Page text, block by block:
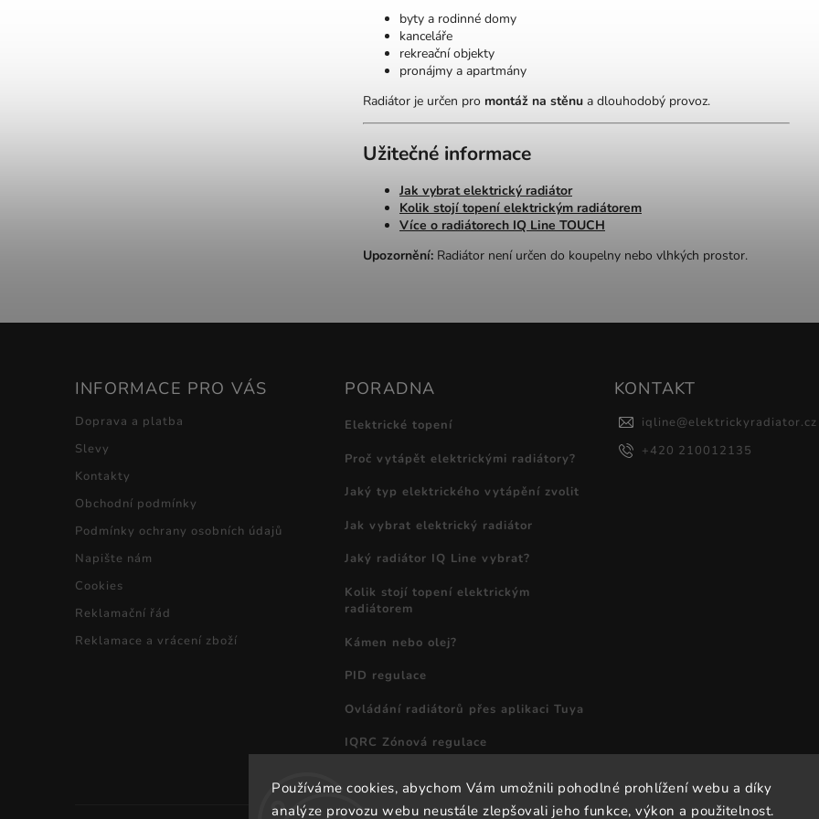
Používáme cookies, abychom Vám umožnili pohodlné prohlížení webu a díky
analýze provozu webu neustále zlepšovali jeho funkce, výkon a použitelnost.
byty a rodinné domy
kanceláře
rekreační objekty
pronájmy a apartmány
Radiátor je určen pro montáž na stěnu a dlouhodobý provoz.
Užitečné informace
Jak vybrat elektrický radiátor
Kolik stojí topení elektrickým radiátorem
Více o radiátorech IQ Line TOUCH
Upozornění: Radiátor není určen do koupelny nebo vlhkých prostor.
INFORMACE PRO VÁS
Doprava a platba
Slevy
Kontakty
Obchodní podmínky
Podmínky ochrany osobních údajů
Napište nám
Cookies
Reklamační řád
Reklamace a vrácení zboží
PORADNA
Elektrické topení
Proč vytápět elektrickými radiátory?
Jaký typ elektrického vytápění zvolit
Jak vybrat elektrický radiátor
Jaký radiátor IQ Line vybrat?
Kolik stojí topení elektrickým
radiátorem
Kámen nebo olej?
PID regulace
Ovládání radiátorů přes aplikaci Tuya
IQRC Zónová regulace
KONTAKT
iqline@elektrickyradiator.cz
+420 210012135